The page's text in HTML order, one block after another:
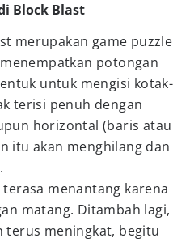
Block Blast
merupakan game puzzle
potongan
untuk mengisi kotak-
terisi penuh dengan
horizontal (baris atau
itu akan menghilang dan
menantang karena
matang. Ditambah lagi,
terus meningkat, begitu